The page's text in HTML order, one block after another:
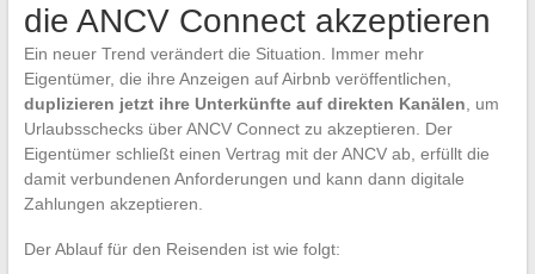
die ANCV Connect akzeptieren
Ein neuer Trend verändert die Situation. Immer mehr
Eigentümer, die ihre Anzeigen auf Airbnb veröffentlichen,
duplizieren jetzt ihre Unterkünfte auf direkten Kanälen, um
Urlaubsschecks über ANCV Connect zu akzeptieren. Der
Eigentümer schließt einen Vertrag mit der ANCV ab, erfüllt die
damit verbundenen Anforderungen und kann dann digitale
Zahlungen akzeptieren.
Der Ablauf für den Reisenden ist wie folgt: